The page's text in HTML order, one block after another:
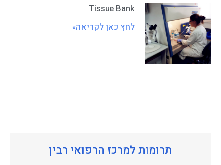
Tissue Bank
לחץ כאן לקריאה»
תרומות למרכז הרפואי רבין